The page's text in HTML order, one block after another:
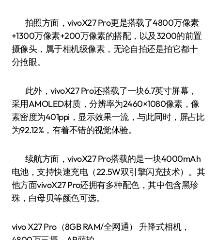
拍照方面，vivoX27 Pro更是搭载了4800万像素
+1300万像素+200万像素的搭配，以及3200的前置
摄像头，属于相机级像素，无论自拍还是拍它都十
分抢眼。
此外，vivoX27 Pro还搭载了一块6.7英寸屏幕，
采用AMOLED材质，分辨率为2460×1080像素，像
素密度为401ppi，显示效果一流，与此同时，屏占比
为92.12%，有着不错的视觉体验。
续航方面，vivoX27 Pro搭载的是一块4000mAh
电池，支持快速充电（22.5W双引擎闪充技术）。其
他方面vivoX27 Pro还拥有多种配色，其中包含黑珍
珠，白母贝等颜色可选。
vivo X27 Pro（8GB RAM/全网通） 升降式相机，